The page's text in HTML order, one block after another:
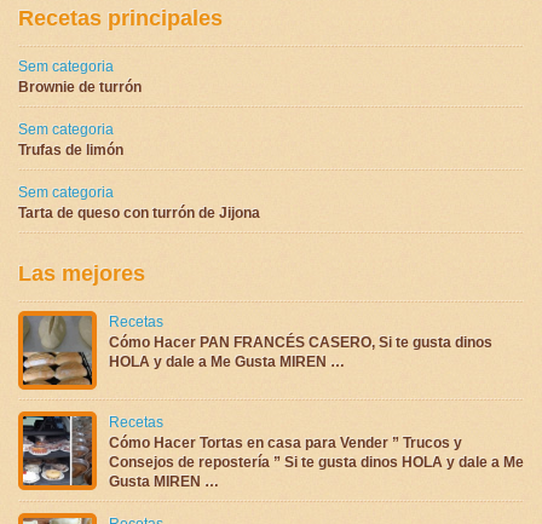
Recetas principales
Sem categoria
Brownie de turrón
Sem categoria
Trufas de limón
Sem categoria
Tarta de queso con turrón de Jijona
Las mejores
Recetas
Cómo Hacer PAN FRANCÉS CASERO, Si te gusta dinos
HOLA y dale a Me Gusta MIREN …
Recetas
Cómo Hacer Tortas en casa para Vender ” Trucos y
Consejos de repostería ” Si te gusta dinos HOLA y dale a Me
Gusta MIREN …